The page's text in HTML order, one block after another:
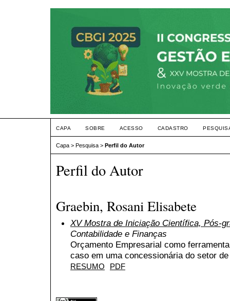
CAPA SOBRE ACESSO CADASTRO
Capa > Pesquisa > Perfil do Autor
Perfil do Autor
Graebin, Rosani Elisabete
XV Mostra de Iniciação Científica, Pós-
Contabilidade e Finanças
Orçamento Empresarial como
caso em uma concessionária do setor
RESUMO PDF